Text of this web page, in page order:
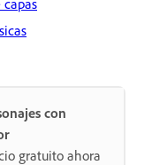
con
gratuito ahora